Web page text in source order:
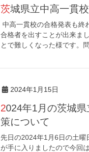
茨城県立中高一貫
中高一貫校の合格発表も終
合格者を出すことが出来ま
とで難しくなった様です。
2024年1月15日
2024年1月の茨城県立中高一貫校の出題傾向と2025年1月受験の対
策について
先日の2024年1月6日の土曜
が手に入りましたので今回